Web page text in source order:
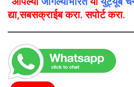
द्या,सबसक्राईब करा. सपोर्ट करा.